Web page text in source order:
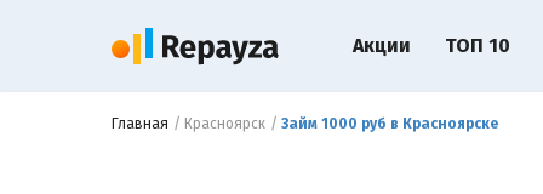
Главная Красноярск Займ 1000 руб в Красноярске
Акции ТОП 10